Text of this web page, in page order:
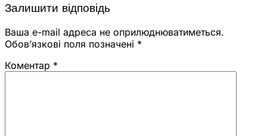
Залишити відповідь
Ваша e-mail адреса не оприлюднюватиметься.
Обов’язкові поля позначені *
Коментар *